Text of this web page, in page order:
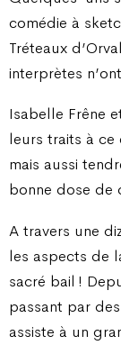
comédie à
Tréteaux
interprètes
Isabelle Frêne
leurs traits à ce
mais aussi
bonne dose de
A travers une
les aspects de
sacré bail !
passant par
assiste à un